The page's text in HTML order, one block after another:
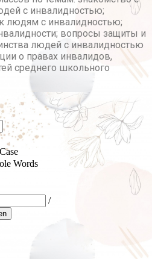
с инвалидностью;
людям с инвалидностью;
вопросы защиты и
людей с инвалидностью
о правах инвалидов,
среднего школьного